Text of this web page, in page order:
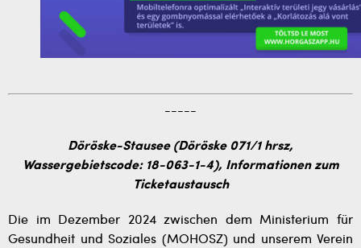
-----
Döröske-Stausee (Döröske 071/1 hrsz,
Wassergebietscode: 18-063-1-4), Informationen zum
Ticketaustausch
Die im Dezember 2024 zwischen dem Ministerium für
Gesundheit und Soziales (MOHOSZ) und unserem Verein